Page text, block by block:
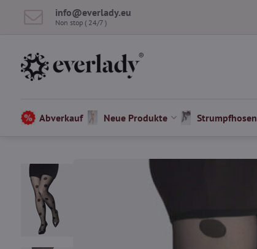
info​@everlady​.eu
Non stop ( 24/7 )
Abverkauf Neue Produkte Strumpfhosen